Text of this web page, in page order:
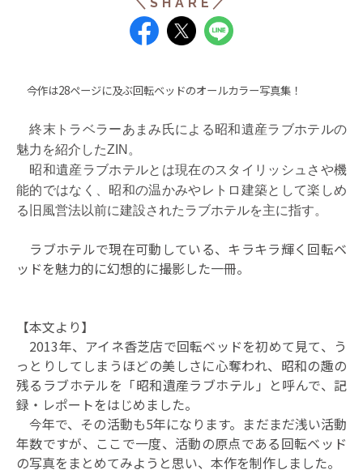
今作は28ページに及ぶ回転ベッドのオールカラー写真集！
終末トラベラーあまみ 氏による昭和遺産ラブホテルの
魅力を紹介したZIN。
昭和遺産ラブホテルとは現在のスタイリッシュさや機
能的ではなく、昭和の温かみやレトロ建築として楽しめ
る旧風営法以前に建設されたラブホテルを主に指す。
ラブホテルで現在可動している、キラキラ輝く回転ベ
ッドを魅力的に幻想的に撮影した一冊。
【本文より】
2013年、アイネ香芝店で回転ベッドを初めて見て、う
っとりしてしまうほどの美しさに心奪われ、昭和の趣の
残るラブホテルを「昭和遺産ラブホテル」と呼んで、記
録・レポートをはじめました。
今年で、その活動も5年になります。まだまだ浅い活動
年数ですが、ここで一度、活動の原点である回転ベッド
の写真をまとめてみようと思い、本作を制作しました。